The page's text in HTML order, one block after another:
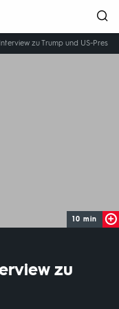
zu Trump und US-Presse
10 min
zu